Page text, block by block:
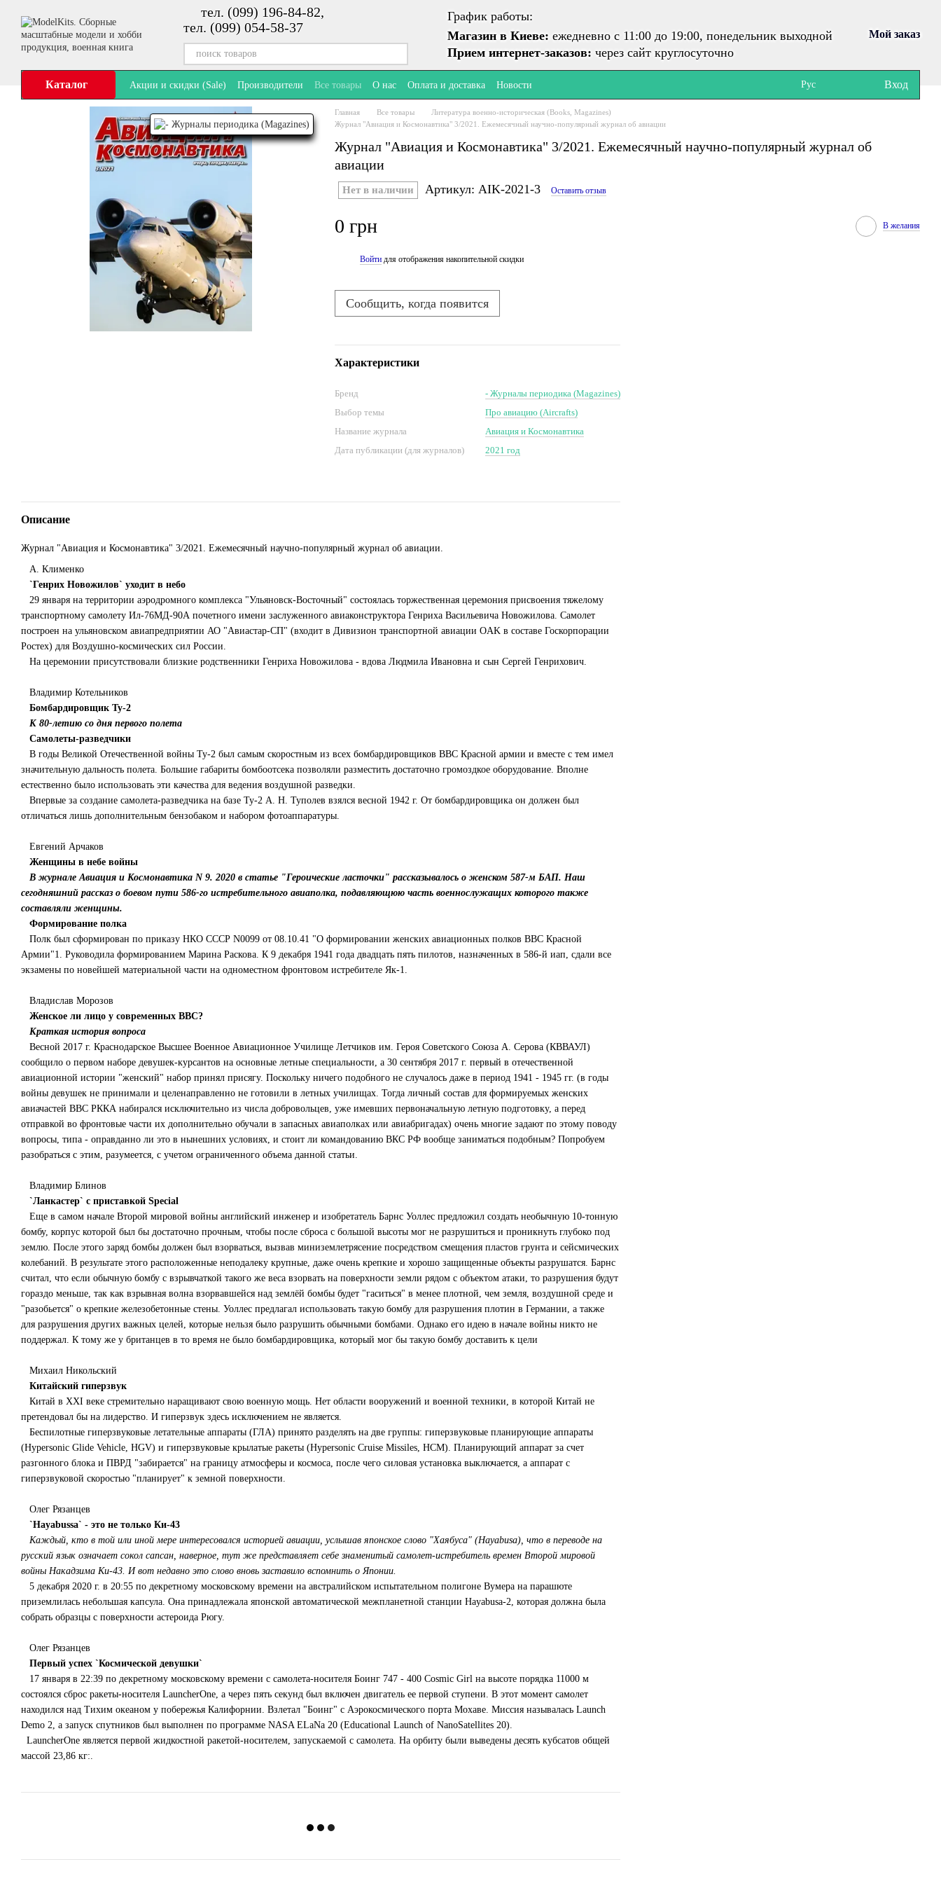
тел. (099) 196-84-82,
тел. (099) 054-58-37
График работы:
Магазин в Киеве: ежедневно с 11:00 до 19:00, понедельник выходной
Прием интернет-заказов: через сайт круглосуточно
Мой заказ
Каталог Акции и скидки (Sale) Производители Все товары О нас Оплата и доставка Новости Рус Вход
Главная Все товары
Литература военно-историческая (Books, Magazines)
Журнал "Авиация и Космонавтика" 3/2021. Ежемесячный научно-популярный журнал об авиации
Журнал "Авиация и Космонавтика" 3/2021. Ежемесячный научно-популярный журнал об
авиации
Нет в наличии Артикул: AIK-2021-3 Оставить отзыв
0 грн В желания
Войти для отображения накопительной скидки
Сообщить, когда появится
Характеристики
Бренд
- Журналы периодика (Magazines)
Выбор темы
Про авиацию (Aircrafts)
Название журнала
Авиация и Космонавтика
Дата публикации (для журналов)
2021 год
Описание
Журнал "Авиация и Космонавтика" 3/2021. Ежемесячный научно-популярный журнал об авиации.
А. Клименко
`Генрих Новожилов` уходит в небо
29 января на территории аэродромного комплекса "Ульяновск-Восточный" состоялась торжественная церемония присвоения тяжелому
транспортному самолету Ил-76МД-90А почетного имени заслуженного авиаконструктора Генриха Васильевича Новожилова. Самолет
построен на ульяновском авиапредприятии АО "Авиастар-СП" (входит в Дивизион транспортной авиации OAK в составе Госкорпорации
Ростех) для Воздушно-космических сил России.
На церемонии присутствовали близкие родственники Генриха Новожилова - вдова Людмила Ивановна и сын Сергей Генрихович.
Владимир Котельников
Бомбардировщик Ту-2
К 80-летию со дня первого полета
Самолеты-разведчики
В годы Великой Отечественной войны Ту-2 был самым скоростным из всех бомбардировщиков ВВС Красной армии и вместе с тем имел
значительную дальность полета. Большие габариты бомбоотсека позволяли разместить достаточно громоздкое оборудование. Вполне
естественно было использовать эти качества для ведения воздушной разведки.
Впервые за создание самолета-разведчика на базе Ту-2 А. Н. Туполев взялся весной 1942 г. От бомбардировщика он должен был
отличаться лишь дополнительным бензобаком и набором фотоаппаратуры.
Евгений Арчаков
Женщины в небе войны
В журнале Авиация и Космонавтика N 9. 2020 в статье "Героические ласточки" рассказывалось о женском 587-м БАП. Наш
сегодняшний рассказ о боевом пути 586-го истребительного авиаполка, подавляющюю часть военнослужащих которого также
составляли женщины.
Формирование полка
Полк был сформирован по приказу НКО СССР N0099 от 08.10.41 "О формировании женских авиационных полков ВВС Красной
Армии"1. Руководила формированием Марина Раскова. К 9 декабря 1941 года двадцать пять пилотов, назначенных в 586-й иап, сдали все
экзамены по новейшей материальной части на одноместном фронтовом истребителе Як-1.
Владислав Морозов
Женское ли лицо у современных ВВС?
Краткая история вопроса
Весной 2017 г. Краснодарское Высшее Военное Авиационное Училище Летчиков им. Героя Советского Союза А. Серова (КВВАУЛ)
сообщило о первом наборе девушек-курсантов на основные летные специальности, а 30 сентября 2017 г. первый в отечественной
авиационной истории "женский" набор принял присягу. Поскольку ничего подобного не случалось даже в период 1941 - 1945 гг. (в годы
войны девушек не принимали и целенаправленно не готовили в летных училищах. Тогда личный состав для формируемых женских
авиачастей ВВС РККА набирался исключительно из числа добровольцев, уже имевших первоначальную летную подготовку, а перед
отправкой во фронтовые части их дополнительно обучали в запасных авиаполках или авиабригадах) очень многие задают по этому поводу
вопросы, типа - оправданно ли это в нынешних условиях, и стоит ли командованию ВКС РФ вообще заниматься подобным? Попробуем
разобраться с этим, разумеется, с учетом ограниченного объема данной статьи.
Владимир Блинов
`Ланкастер` с приставкой Special
Еще в самом начале Второй мировой войны английский инженер и изобретатель Барнс Уоллес предложил создать необычную 10-тонную
бомбу, корпус которой был бы достаточно прочным, чтобы после сброса с большой высоты мог не разрушиться и проникнуть глубоко под
землю. После этого заряд бомбы должен был взорваться, вызвав миниземлетрясение посредством смещения пластов грунта и сейсмических
колебаний. В результате этого расположенные неподалеку крупные, даже очень крепкие и хорошо защищенные объекты разрушатся. Барнс
считал, что если обычную бомбу с взрывчаткой такого же веса взорвать на поверхности земли рядом с объектом атаки, то разрушения будут
гораздо меньше, так как взрывная волна взорвавшейся над землёй бомбы будет "гаситься" в менее плотной, чем земля, воздушной среде и
"разобьется" о крепкие железобетонные стены. Уоллес предлагал использовать такую бомбу для разрушения плотин в Германии, а также
для разрушения других важных целей, которые нельзя было разрушить обычными бомбами. Однако его идею в начале войны никто не
поддержал. К тому же у британцев в то время не было бомбардировщика, который мог бы такую бомбу доставить к цели
Михаил Никольский
Китайский гиперзвук
Китай в XXI веке стремительно наращивают свою военную мощь. Нет области вооружений и военной техники, в которой Китай не
претендовал бы на лидерство. И гиперзвук здесь исключением не является.
Беспилотные гиперзвуковые летательные аппараты (ГЛА) принято разделять на две группы: гиперзвуковые планирующие аппараты
(Hypersonic Glide Vehicle, HGV) и гиперзвуковые крылатые ракеты (Hypersonic Cruise Missiles, НСМ). Планирующий аппарат за счет
разгонного блока и ПВРД "забирается" на границу атмосферы и космоса, после чего силовая установка выключается, а аппарат с
гиперзвуковой скоростью "планирует" к земной поверхности.
Олег Рязанцев
`Hayabussa` - это не только Ки-43
Каждый, кто в той или иной мере интересовался историей авиации, услышав японское слово "Хаябуса" (Hayabusa), что в переводе на
русский язык означает сокол сапсан, наверное, тут же представляет себе знаменитый самолет-истребитель времен Второй мировой
войны Накадзима Ки-43. И вот недавно это слово вновь заставило вспомнить о Японии.
5 декабря 2020 г. в 20:55 по декретному московскому времени на австралийском испытательном полигоне Вумера на парашюте
приземлилась небольшая капсула. Она принадлежала японской автоматической межпланетной станции Hayabusa-2, которая должна была
собрать образцы с поверхности астероида Рюгу.
Олег Рязанцев
Первый успех `Космической девушки`
17 января в 22:39 по декретному московскому времени с самолета-носителя Боинг 747 - 400 Cosmic Girl на высоте порядка 11000 м
состоялся сброс ракеты-носителя LauncherOne, а через пять секунд был включен двигатель ее первой ступени. В этот момент самолет
находился над Тихим океаном у побережья Калифорнии. Взлетал "Боинг" с Аэрокосмического порта Мохаве. Миссия называлась Launch
Demo 2, а запуск спутников был выполнен по программе NASA ELaNa 20 (Educational Launch of NanoSatellites 20).
LauncherOne является первой жидкостной ракетой-носителем, запускаемой с самолета. На орбиту были выведены десять кубсатов общей
массой 23,86 кг:.